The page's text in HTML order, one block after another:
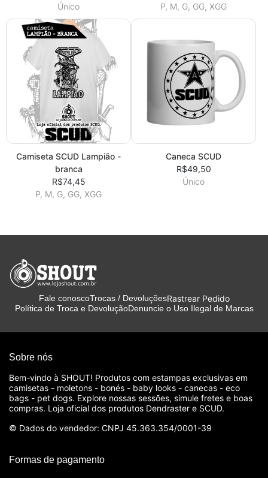
Único
P, M, G, GG, XGG
Camiseta SCUD Lampião -
branca
R$74,45
P, M, G, GG, XGG
Caneca SCUD
R$49,50
Único
Fale conoscoTrocas / DevoluçõesRastrear Pedido
Política de Troca e DevoluçãoDenuncie o Uso Ilegal de Marcas
Sobre nós
Bem-vindo à SHOUT! Produtos com estampas exclusivas em
camisetas - moletons - bonés - baby looks - canecas - eco
bags - pet dogs. Explore nossas sessões, simule fretes e boas
compras. Loja oficial dos produtos Dendraster e SCUD.
© Dados do vendedor: CNPJ 45.363.354/0001-39
Formas de pagamento